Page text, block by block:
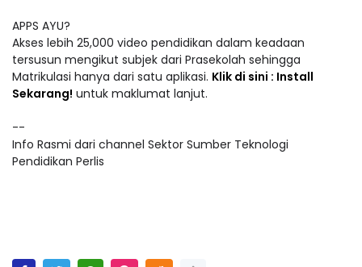
APPS AYU?
Akses lebih 25,000 video pendidikan dalam keadaan
tersusun mengikut subjek dari Prasekolah sehingga
Matrikulasi hanya dari satu aplikasi. Klik di sini : Install
Sekarang! untuk maklumat lanjut.
--
Info Rasmi dari channel Sektor Sumber Teknologi
Pendidikan Perlis